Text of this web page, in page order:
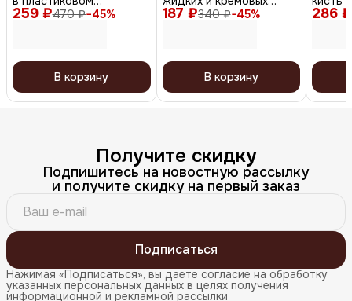
259 ₽470 ₽−45%
контейнере для сухих и
кремовых текстур,
В корзину
187 ₽340 ₽−45%
текстур, 2 шт.
В корзину
286 ₽
Получите скидку
Подпишитесь на новостную рассылку
и получите скидку на первый заказ
Подписаться
Нажимая «Подписаться», вы даете согласие на обработку
указанных персональных данных в целях получения
информационной и рекламной рассылки